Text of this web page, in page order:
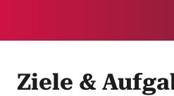
Ziele &